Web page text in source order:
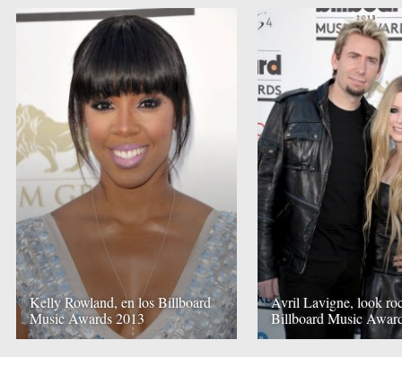
Kelly Rowland, en los Billboard
Music Awards 2013
Avril Lavigne, look
Billboard Music